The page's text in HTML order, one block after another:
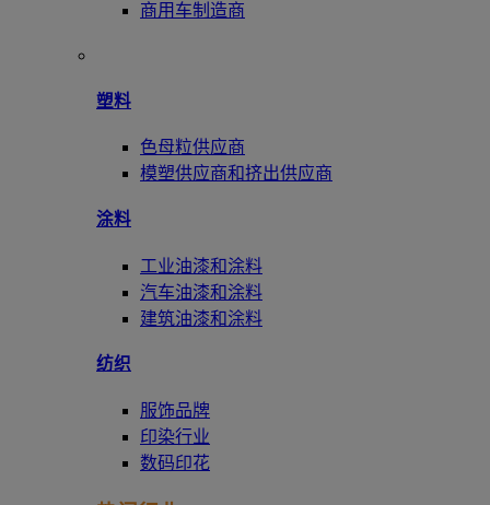
商用车制造商
塑料
色母粒供应商
模塑供应商和挤出供应商
涂料
工业油漆和涂料
汽车油漆和涂料
建筑油漆和涂料
纺织
服饰品牌
印染行业
数码印花